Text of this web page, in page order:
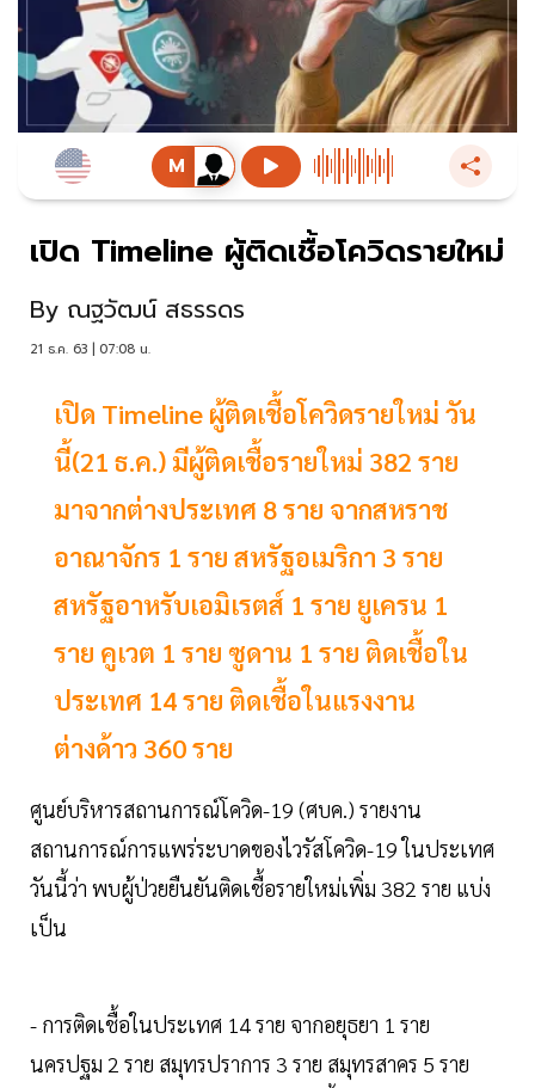
เปิด Timeline ผู้ติดเชื้อโควิดรายใหม่
By ณฐวัฒน์ สธรรดร
21 ธ.ค. 63 | 07:08 น.
เปิด Timeline ผู้ติดเชื้อโควิดรายใหม่ วัน
นี้(21 ธ.ค.) มีผู้ติดเชื้อรายใหม่ 382 ราย
มาจากต่างประเทศ 8 ราย จากสหราช
อาณาจักร 1 ราย สหรัฐอเมริกา 3 ราย
สหรัฐอาหรับเอมิเรตส์ 1 ราย ยูเครน 1
ราย คูเวต 1 ราย ซูดาน 1 ราย ติดเชื้อใน
ประเทศ 14 ราย ติดเชื้อในแรงงาน
ต่างด้าว 360 ราย
ศูนย์บริหารสถานการณ์โควิด-19 (ศบค.) รายงาน
สถานการณ์การแพร่ระบาดของไวรัสโควิด-19 ในประเทศ
วันนี้ว่า พบผู้ป่วยยืนยันติดเชื้อรายใหม่เพิ่ม 382 ราย แบ่ง
เป็น
- การติดเชื้อในประเทศ 14 ราย จากอยุธยา 1 ราย
นครปฐม 2 ราย สมุทรปราการ 3 ราย สมุทรสาคร 5 ราย